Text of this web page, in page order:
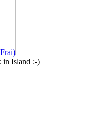
in Island :-)